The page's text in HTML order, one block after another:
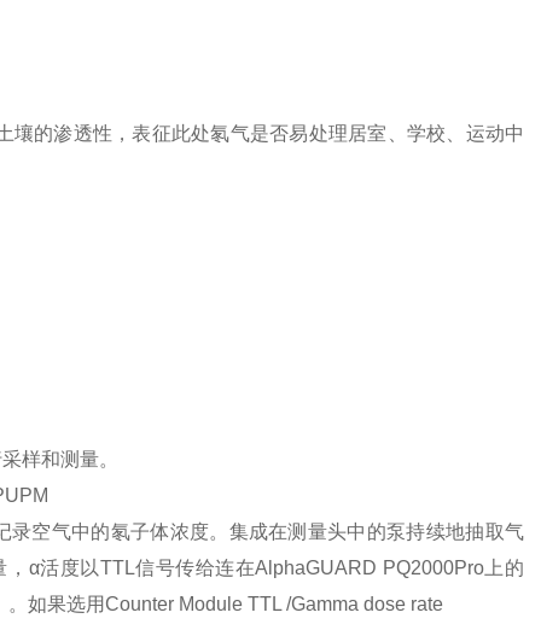
的渗透性，表征此处氡气是否易处理居室、学校、运动中
样和测量。
空气中的氡子体浓度。集成在测量头中的泵持续地抽取气
α活度以TTL信号传给连在AlphaGUARD PQ2000Pro上的
如果选用Counter Module TTL /Gamma dose rate